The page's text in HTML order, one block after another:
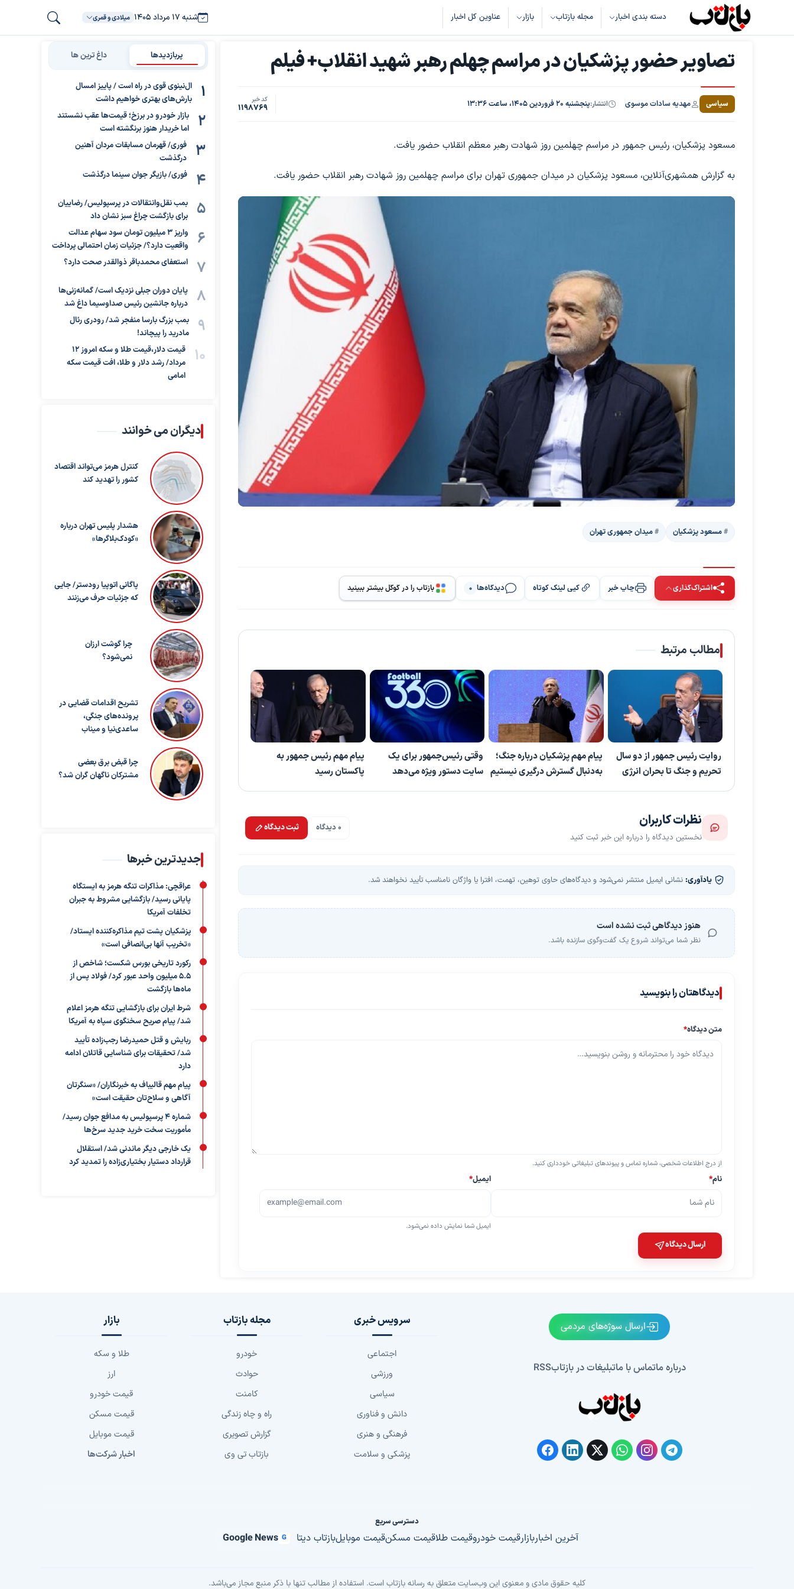
دسته بندی اخبار مجله بازتاب بازار عناوین کل اخبار شنبه ۱۷ مرداد ۱۴۰۵ میلادی و قمری
تصاویر حضور پزشکیان در مراسم چهلم رهبر شهید انقلاب+ فیلم
سیاسی مهدیه سادات موسوی انتشار:پنجشنبه ۲۰ فروردین ۱۴۰۵، ساعت ۱۳:۳۶ کد خبر
1198769
مسعود پزشکیان، رئیس جمهور در مراسم چهلمین روز شهادت رهبر معظم انقلاب حضور یافت.
به گزارش همشهری‌آنلاین، مسعود پزشکیان در میدان جمهوری تهران برای مراسم چهلمین روز شهادت رهبر انقلاب حضور یافت.
مسعود پزشکیان میدان جمهوری تهران
اشتراک‌گذاری چاپ خبر کپی لینک کوتاه دیدگاه‌ها 0 بازتاب را در گوگل بیشتر ببینید
مطالب مرتبط
روایت رئیس جمهور از دو سال
تحریم و جنگ تا بحران انرژی
پیام مهم پزشکیان درباره جنگ؛
به‌دنبال گسترش درگیری نیستیم
وقتی رئیس‌جمهور برای یک
سایت دستور ویژه می‌دهد
پیام مهم رئیس جمهور به
پاکستان رسید
نظرات کاربران
نخستین دیدگاه را درباره این خبر ثبت کنید
0 دیدگاه ثبت دیدگاه
یادآوری: نشانی ایمیل منتشر نمی‌شود و دیدگاه‌های حاوی توهین، تهمت، افترا یا واژگان نامناسب تأیید نخواهند شد.
هنوز دیدگاهی ثبت نشده است
نظر شما می‌تواند شروع یک گفت‌وگوی سازنده باشد.
دیدگاهتان را بنویسید
متن دیدگاه*
از درج اطلاعات شخصی، شماره تماس و پیوندهای تبلیغاتی خودداری کنید.
نام* ایمیل*
ایمیل شما نمایش داده نمی‌شود.
ارسال دیدگاه
پربازدیدها داغ ترین ها
ال‌نینوی قوی در راه است / پاییز امسال
بارش‌های بهتری خواهیم داشت
بازار خودرو در برزخ؛ قیمت‌ها عقب نشستند
اما خریدار هنوز برنگشته است
فوری/ قهرمان مسابقات مردان آهنین
درگذشت
فوری/ بازیگر جوان سینما درگذشت
بمب نقل‌وانتقالات در پرسپولیس/ رضاییان
برای بازگشت چراغ سبز نشان داد
واریز ۳ میلیون تومان سود سهام عدالت
واقعیت دارد؟/ جزئیات زمان احتمالی پرداخت
استعفای محمدباقر ذوالقدر صحت دارد؟
پایان دوران جبلی نزدیک است/ گمانه‌زنی‌ها
درباره جانشین رئیس صداوسیما داغ شد
بمب بزرگ بارسا منفجر شد/ رودری رئال
مادرید را پیچاند!
قیمت دلار،قیمت طلا و سکه امروز ۱۲
مرداد/ رشد دلار و طلا، افت قیمت سکه
امامی
دیگران می خوانند
کنترل هرمز می‌تواند اقتصاد
کشور را تهدید کند
هشدار پلیس تهران درباره
«کودک‌بلاگرها»
پاگانی اتوپیا رودستر/ جایی
که جزئیات حرف می‌زنند
چرا گوشت ارزان
نمی‌شود؟
تشریح اقدامات قضایی در
پرونده‌های جنگی،
ساعدی‌نیا و میناب
چرا قبض برق بعضی
مشترکان ناگهان گران شد؟
جدیدترین خبرها
عراقچی: مذاکرات تنگه هرمز به ایستگاه
پایانی رسید/ بازگشایی مشروط به جبران
تخلفات آمریکا
پزشکیان پشت تیم مذاکره‌کننده ایستاد/
«تخریب آنها بی‌انصافی است»
رکورد تاریخی بورس شکست؛ شاخص از
۵.۵ میلیون واحد عبور کرد/ فولاد پس از
ماه‌ها بازگشت
شرط ایران برای بازگشایی تنگه هرمز اعلام
شد/ پیام صریح سخنگوی سپاه به آمریکا
ربایش و قتل حمیدرضا رجب‌زاده تأیید
شد/ تحقیقات برای شناسایی قاتلان ادامه
دارد
پیام مهم قالیباف به خبرنگاران/ «سنگرتان
آگاهی و سلاح‌تان حقیقت است»
شماره ۴ پرسپولیس به مدافع جوان رسید/
مأموریت سخت خرید جدید سرخ‌ها
یک خارجی دیگر ماندنی شد/ استقلال
قرارداد دستیار بختیاری‌زاده را تمدید کرد
ارسال سوژه‌های مردمی
درباره ماتماس با ماتبلیغات در بازتابRSS
سرویس خبری
اجتماعی
ورزشی
سیاسی
دانش و فناوری
فرهنگی و هنری
پزشکی و سلامت
مجله بازتاب
خودرو
حوادث
کامنت
راه و چاه زندگی
گزارش تصویری
بازتاب تی وی
بازار
طلا و سکه
ارز
قیمت خودرو
قیمت مسکن
قیمت موبایل
اخبار شرکت‌ها
دسترسی سریع
آخرین اخباربازارقیمت خودروقیمت طلاقیمت مسکنقیمت موبایلبازتاب دیتا G
Google News
کلیه حقوق مادی و معنوی این وب‌سایت متعلق به رسانه بازتاب است. استفاده از مطالب تنها با ذکر منبع مجاز می‌باشد.